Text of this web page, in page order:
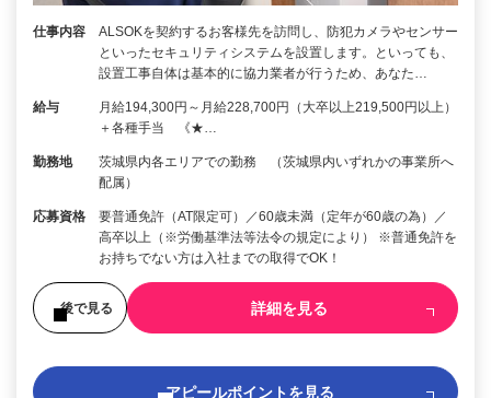
仕事内容
ALSOKを契約するお客様先を訪問し、防犯カメラやセンサー
といったセキュリティシステムを設置します。といっても、
設置工事自体は基本的に協力業者が行うため、あなた…
給与
月給194,300円～月給228,700円（大卒以上219,500円以上）
＋各種手当 《★…
勤務地
茨城県内各エリアでの勤務 （茨城県内いずれかの事業所へ
配属）
応募資格
要普通免許（AT限定可）／60歳未満（定年が60歳の為）／
高卒以上（※労働基準法等法令の規定により） ※普通免許を
お持ちでない方は入社までの取得でOK！
後で見る 詳細を見る
アピールポイントを見る